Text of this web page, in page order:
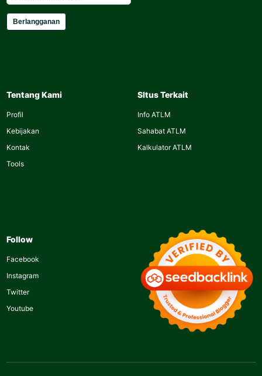
Berlangganan
Tentang Kami
Profil
Kebijakan
Kontak
Tools
SItus Terkait
Info ATLM
Sahabat ATLM
Kalkulator ATLM
Follow
Facebook
Instagram
Twitter
Youtube